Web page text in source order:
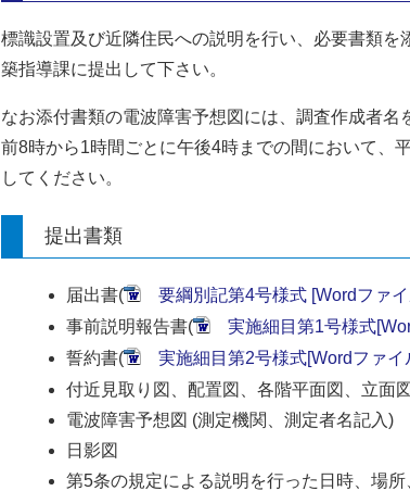
標識設置及び近隣住民への説明を行い、必要書類を
築指導課に提出して下さい。
なお添付書類の電波障害予想図には、調査作成者
前8時から1時間ごとに午後4時までの間において、
してください。
提出書類
届出書(
要綱別記第4号様式 [Wordファ
事前説明報告書(
実施細目第1号様式
誓約書(
実施細目第2号様式[Wordファイ
付近見取り図、配置図、各階平面図、立面
電波障害予想図 (測定機関、測定者名記入)
日影図
第5条の規定による説明を行った日時、場